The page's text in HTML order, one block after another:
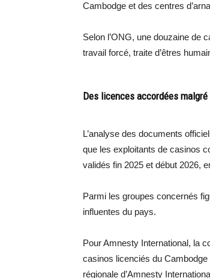
Cambodge et des centres
Selon l’ONG, une douzaine de
travail forcé, traite d’êtres
Des licences accordées
L’analyse des documents
que les exploitants de casinos
validés fin 2025 et début 2026,
Parmi les groupes concernés
influentes du pays.
Pour Amnesty International, la
casinos licenciés du
régionale d’Amnesty